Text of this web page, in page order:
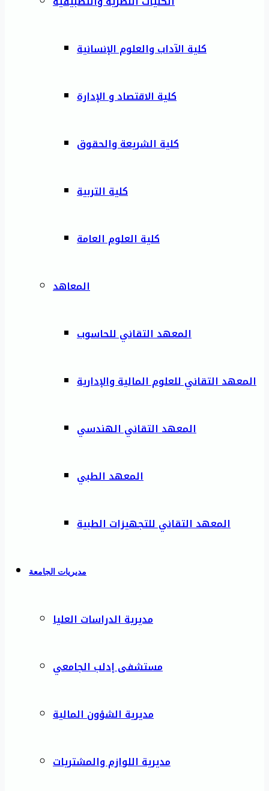
كلية الآداب والعلوم الإنسانية
كلية الاقتصاد و الإدارة
كلية الشريعة والحقوق
كلية التربية
كلية العلوم العامة
المعاهد
المعهد التقاني للحاسوب
المعهد التقاني للعلوم المالية والإدارية
المعهد التقاني الهندسي
المعهد الطبي
المعهد التقاني للتجهيزات الطبية
مديريات الجامعة
مديرية الدراسات العليا
مستشفى إدلب الجامعي
مديرية الشؤون المالية
مديرية اللوازم والمشتريات